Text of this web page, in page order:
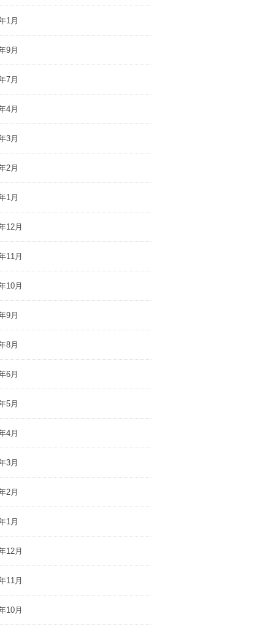
1月
9月
7月
4月
3月
2月
1月
12月
11月
10月
9月
8月
6月
5月
4月
3月
2月
1月
12月
11月
10月